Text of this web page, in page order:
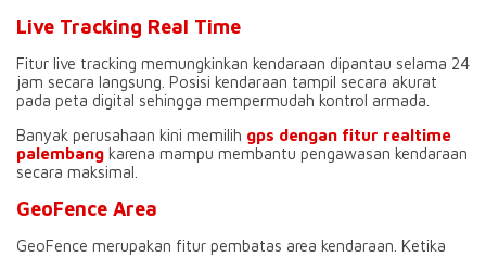
Live Tracking Real Time
Fitur live tracking memungkinkan kendaraan dipantau selama 24
jam secara langsung. Posisi kendaraan tampil secara akurat
pada peta digital sehingga mempermudah kontrol armada.
Banyak perusahaan kini memilih gps dengan fitur realtime
palembang karena mampu membantu pengawasan kendaraan
secara maksimal.
GeoFence Area
GeoFence merupakan fitur pembatas area kendaraan. Ketika